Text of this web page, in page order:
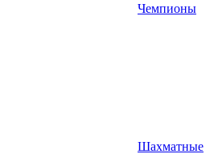
Чемпионы
Шахматные